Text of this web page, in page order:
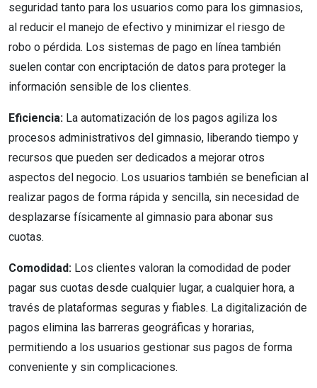
seguridad tanto para los usuarios como para los gimnasios,
al reducir el manejo de efectivo y minimizar el riesgo de
robo o pérdida. Los sistemas de pago en línea también
suelen contar con encriptación de datos para proteger la
información sensible de los clientes.
Eficiencia: La automatización de los pagos agiliza los
procesos administrativos del gimnasio, liberando tiempo y
recursos que pueden ser dedicados a mejorar otros
aspectos del negocio. Los usuarios también se benefician al
realizar pagos de forma rápida y sencilla, sin necesidad de
desplazarse físicamente al gimnasio para abonar sus
cuotas.
Comodidad: Los clientes valoran la comodidad de poder
pagar sus cuotas desde cualquier lugar, a cualquier hora, a
través de plataformas seguras y fiables. La digitalización de
pagos elimina las barreras geográficas y horarias,
permitiendo a los usuarios gestionar sus pagos de forma
conveniente y sin complicaciones.